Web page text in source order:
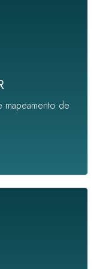
de
fácil acesso.
reduza custos.